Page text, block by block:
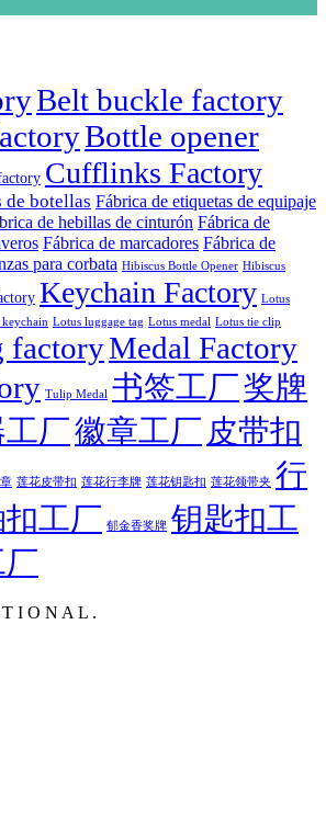
Belt buckle factory
Bottle opener
Cufflinks Factory
de botellas Fábrica de etiquetas de equipaje
de hebillas de cinturón Fábrica de
Fábrica de marcadores Fábrica de
para corbata Hibiscus Bottle Opener Hibiscus
Keychain Factory Lotus
Lotus luggage tag Lotus medal Lotus tie clip
factoryMedal Factory
Tulip Medal 书签工厂奖牌
厂徽章工厂 皮带扣
莲花皮带扣 莲花行李牌 莲花钥匙扣 莲花领带夹 行
工厂 郁金香奖牌 钥匙扣工
I O N A L .